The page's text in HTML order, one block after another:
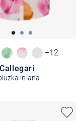
+12
lniana